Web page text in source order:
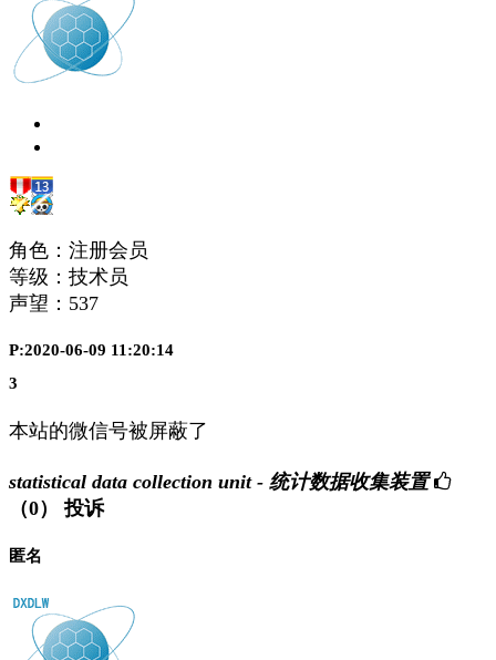
角色：注册会员
等级：技术员
声望： 537
P:2020-06-09 11:20:14
3
本站的微信号被屏蔽了
statistical data collection unit - 统计数据收集装置
（0）
投诉
匿名